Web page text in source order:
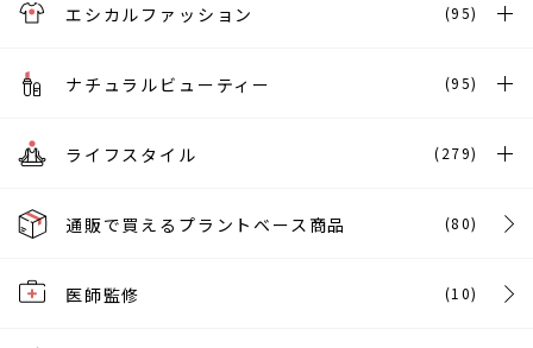
エシカルファッション (95)
ナチュラルビューティー (95)
ライフスタイル (279)
通販で買えるプラントベース商品 (80)
医師監修 (10)